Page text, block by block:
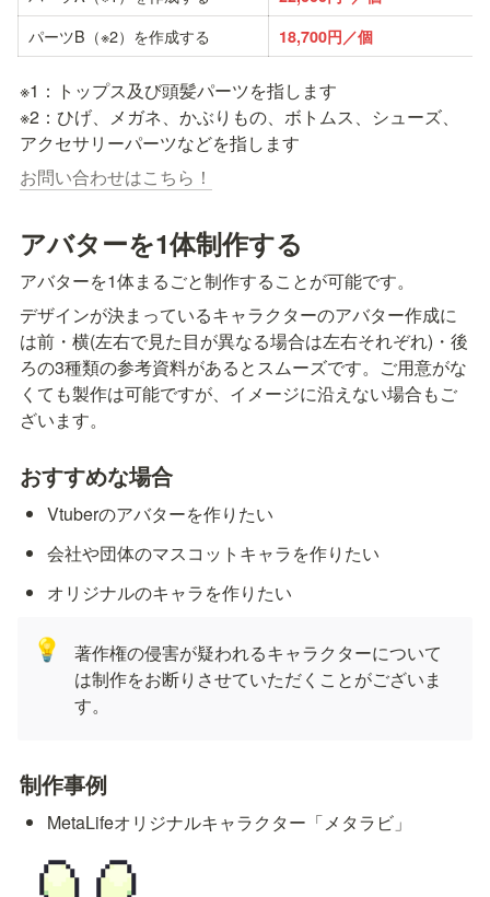
パーツB（※2）を作成する 18,700円／個
※1：トップス及び頭髪パーツを指します
※2：ひげ、メガネ、かぶりもの、ボトムス、シューズ、
アクセサリーパーツなどを指します
お問い合わせはこちら！
アバターを1体制作する
アバターを1体まるごと制作することが可能です。
デザインが決まっているキャラクターのアバター作成に
は前・横(左右で見た目が異なる場合は左右それぞれ)・後
ろの3種類の参考資料があるとスムーズです。ご用意がな
くても製作は可能ですが、イメージに沿えない場合もご
ざいます。
おすすめな場合
Vtuberのアバターを作りたい
会社や団体のマスコットキャラを作りたい
オリジナルのキャラを作りたい
💡
著作権の侵害が疑われるキャラクターについて
は制作をお断りさせていただくことがございま
す。
制作事例
MetaLifeオリジナルキャラクター「メタラビ」